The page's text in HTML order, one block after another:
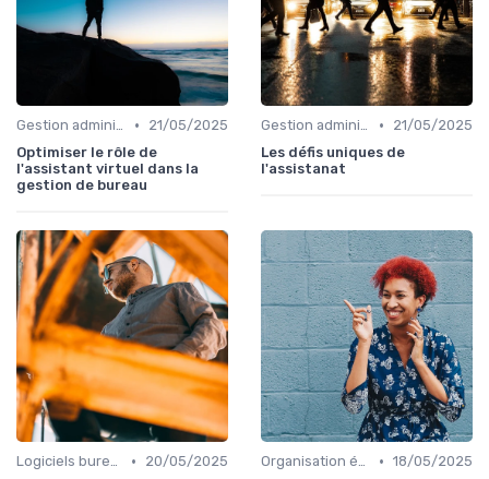
Gestion administrative •
21/05/2025
Optimiser le rôle de
l'assistant virtuel dans la
gestion de bureau
Gestion administrative •
21/05/2025
Les défis uniques de
l'assistanat
Logiciels bureautiques •
20/05/2025
Organisation événements • 18/05/2025